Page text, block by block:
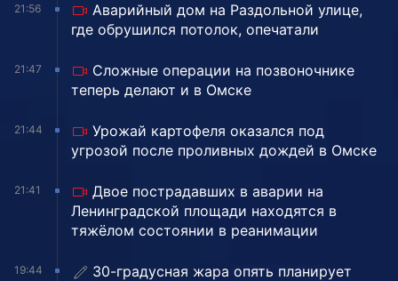
21:56
Аварийный дом на Раздольной улице,
где обрушился потолок, опечатали
21:47
Сложные операции на позвоночнике
теперь делают и в Омске
21:44
Урожай картофеля оказался под
угрозой после проливных дождей в Омске
21:41
Двое пострадавших в аварии на
Ленинградской площади находятся в
тяжёлом состоянии в реанимации
19:44
30-градусная жара опять планирует